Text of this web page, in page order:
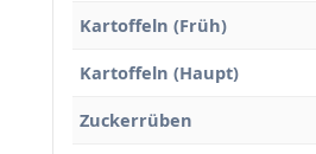
Kartoffeln (Früh)
Kartoffeln (Haupt)
Zuckerrüben